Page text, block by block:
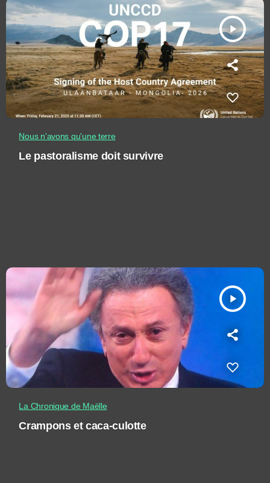
play_arrow
Nous n'avons qu'une terre
Le pastoralisme doit survivre
play_arrow
La Chronique de Maëlle
Crampons et caca-culotte